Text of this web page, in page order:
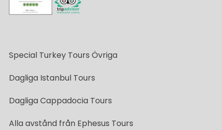
Special Turkey Tours Övriga
Dagliga Istanbul Tours
Dagliga Cappadocia Tours
Alla avstånd från Ephesus Tours